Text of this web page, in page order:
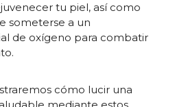
tu piel, así como
someterse a un
de oxígeno para combatir
cómo lucir una